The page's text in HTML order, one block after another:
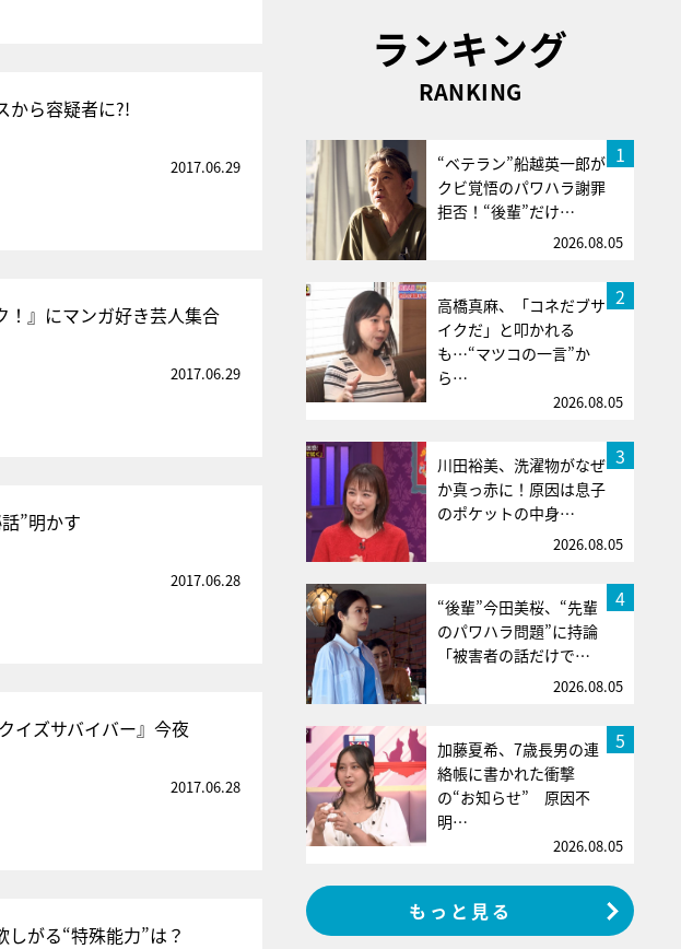
から容疑者に?!
2017.06.29
！』にマンガ好き芸人集合
2017.06.29
”明かす
2017.06.28
イズサバイバー』今夜
2017.06.28
しがる“特殊能力”は？
ランキング
RANKING
1
“ベテラン”船越英一郎が
クビ覚悟のパワハラ謝罪
拒否！“後輩”だけ…
2026.08.05
2
高橋真麻、「コネだブサ
イクだ」と叩かれる
も…“マツコの一言”か
ら…
2026.08.05
3
川田裕美、洗濯物がなぜ
か真っ赤に！原因は息子
のポケットの中身…
2026.08.05
4
“後輩”今田美桜、“先輩
のパワハラ問題”に持論
「被害者の話だけで…
2026.08.05
5
加藤夏希、7歳長男の連
絡帳に書かれた衝撃
の“お知らせ” 原因不
明…
2026.08.05
もっと見る